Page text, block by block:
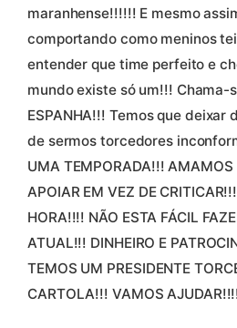
maranhense!!!!!! E mesmo
comportando como meninos
entender que time perfeito e
mundo existe só um!!! Chama-
ESPANHA!!! Temos que deixar
de sermos torcedores
UMA TEMPORADA!!!
APOIAR EM VEZ DE
HORA!!!! NÃO ESTA FÁCIL
ATUAL!!! DINHEIRO E
TEMOS UM PRESIDENTE
CARTOLA!!! VAMOS